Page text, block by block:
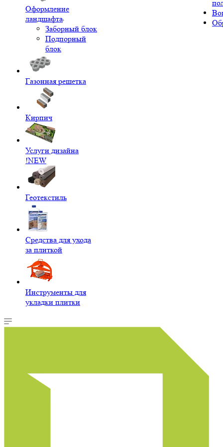
Оформление
ландшафта
Заборный блок
Подпорный
блок
Газонная решетка
Кирпич
Услуги дизайна
!NEW
Геотекстиль
Средства для ухода
за плиткой
Инструменты для
укладки плитки